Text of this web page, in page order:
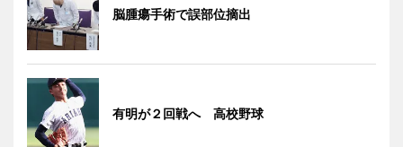
脳腫瘍手術で誤部位摘出
有明が２回戦へ 高校野球